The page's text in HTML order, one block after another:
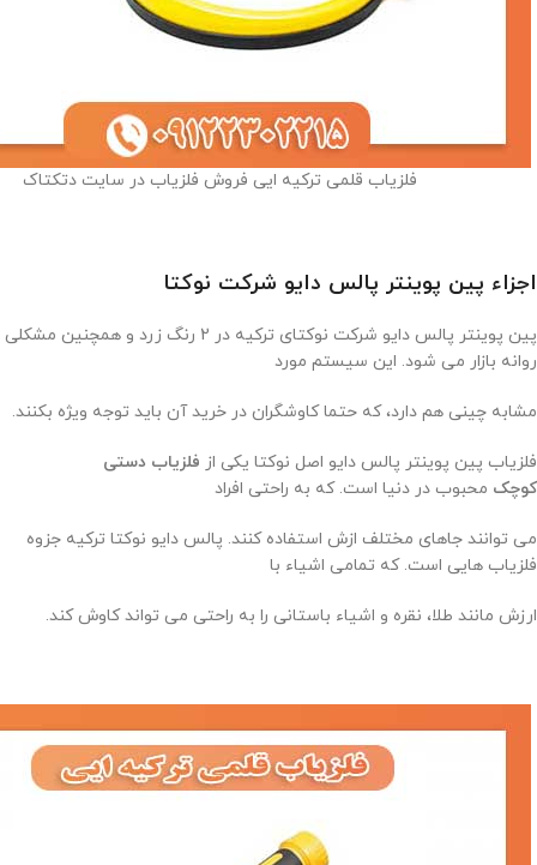
فلزیاب قلمی ترکیه ایی فروش فلزیاب در سایت دتکتاک
اجزاء پین پوینتر پالس دایو شرکت نوکتا
پین پوینتر پالس دایو شرکت نوکتای ترکیه در 2 رنگ زرد و همچنین مشکلی
روانه بازار می شود. این سیستم مورد
مشابه چینی هم دارد، که حتما کاوشگران در خرید آن باید توجه ویژه بکنند.
فلزیاب پین پوینتر پالس دایو اصل نوکتا یکی از فلزیاب دستی
کوچک محبوب در دنیا است. که به راحتی افراد
می توانند جاهای مختلف ازش استفاده کنند. پالس دایو نوکتا ترکیه جزوه
فلزیاب هایی است. که تمامی اشیاء با
ارزش مانند طلا، نقره و اشیاء باستانی را به راحتی می تواند کاوش کند.